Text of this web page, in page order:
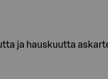
ja hauskuutta